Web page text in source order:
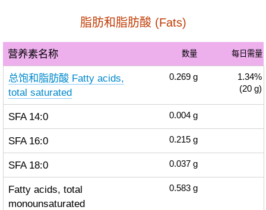
脂肪和脂肪酸 (Fats)
营养素名称 数量 每日需量
总饱和脂肪酸 Fatty acids,
total saturated
0.269 g
1.34%
(20 g)
SFA 14:0 0.004 g
SFA 16:0 0.215 g
SFA 18:0 0.037 g
Fatty acids, total
monounsaturated
0.583 g